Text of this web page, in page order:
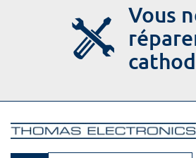
Vous